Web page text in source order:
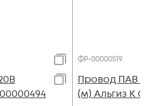
ФР-00000519
Провод ПАВ
(м) Альгиз К